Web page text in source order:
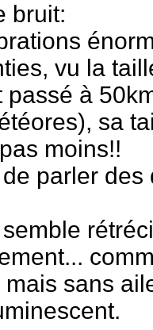
vu la
à 50km
sa
moins!!
parler des
sans aile